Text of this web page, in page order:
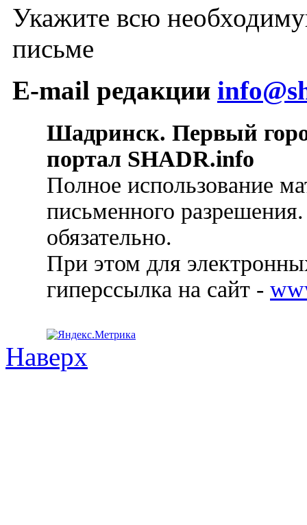
Укажите всю
письме
E-mail редакции
Шадринск. Первый
портал SHADR.info
Полное использование
письменного
обязательно.
При этом для
гиперссылка на сайт -
Наверх